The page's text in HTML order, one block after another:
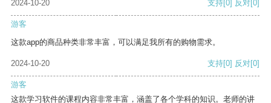
2024-10-20
支持[0] 反对[0]
游客
这款app的商品种类非常丰富，可以满足我所有的购物需求。
2024-10-20 支持[0] 反对[0]
游客
这款学习软件的课程内容非常丰富，涵盖了各个学科的知识。老师的讲